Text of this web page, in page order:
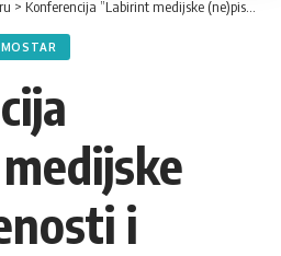
> Konferencija ”Labirint medijske (ne)pismenosti i prevencija izazivanja nasilja” u Mostaru
MOSTAR
i